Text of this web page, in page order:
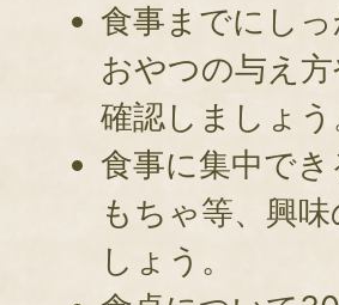
食事までにし
おやつの与え
確認しましょう
食事に集中で
もちゃ等、興
しょう。